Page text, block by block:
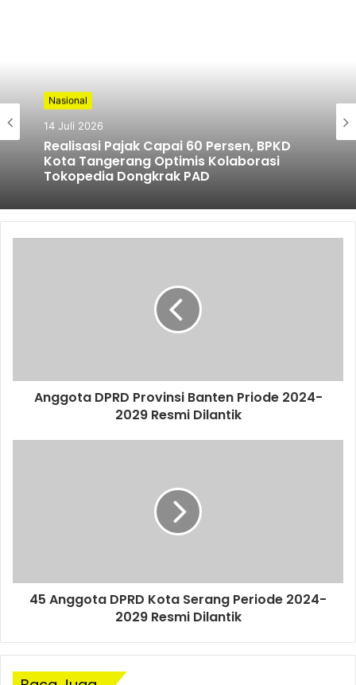
Nasional
14 Juli 2026
Realisasi Pajak Capai 60 Persen, BPKD
Kota Tangerang Optimis Kolaborasi
Tokopedia Dongkrak PAD
Anggota DPRD Provinsi Banten Priode 2024-
2029 Resmi Dilantik
45 Anggota DPRD Kota Serang Periode 2024-
2029 Resmi Dilantik